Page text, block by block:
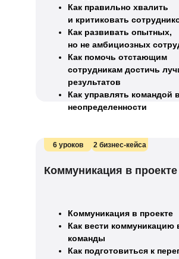
Как правильно хвалить
и критиковать
Как развивать опытных,
но не амбициозных
Как помочь отстающим
сотрудникам достичь
результатов
Как управлять командой
неопределенности
6 уроков 2 бизнес-кейса
Коммуникация в проекте
Коммуникация в проекте
Как вести коммуникацию
команды
Как подготовиться к